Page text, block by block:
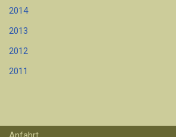
2014
2013
2012
2011